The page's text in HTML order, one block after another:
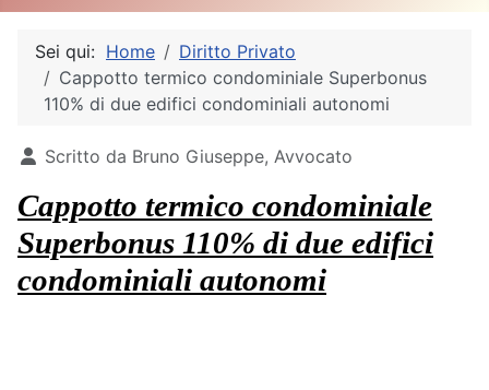
Sei qui: Home
Diritto Privato
Cappotto termico condominiale Superbonus
110% di due edifici condominiali autonomi
Dettagli
Scritto da Bruno Giuseppe, Avvocato
Cappotto termico condominiale
Superbonus 110% di due edifici
condominiali autonomi